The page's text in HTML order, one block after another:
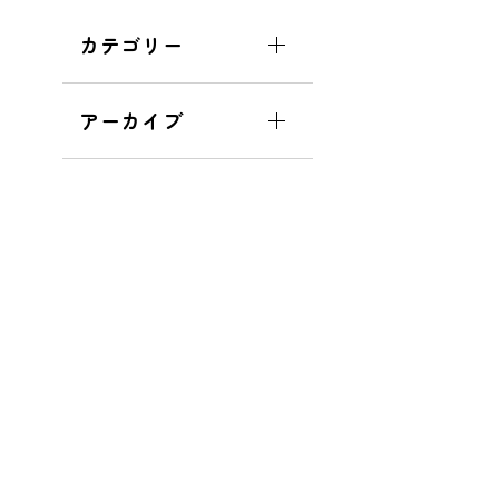
カテゴリー
アーカイブ